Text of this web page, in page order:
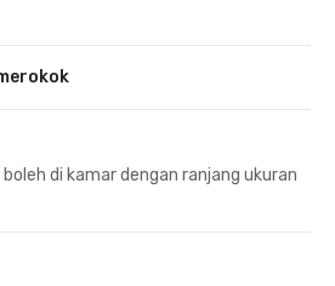
di kamar dengan ranjang ukuran